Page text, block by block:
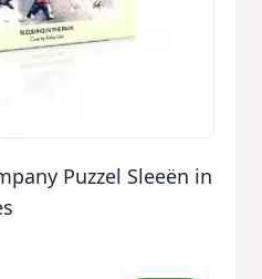
Puzzel Sleeën in